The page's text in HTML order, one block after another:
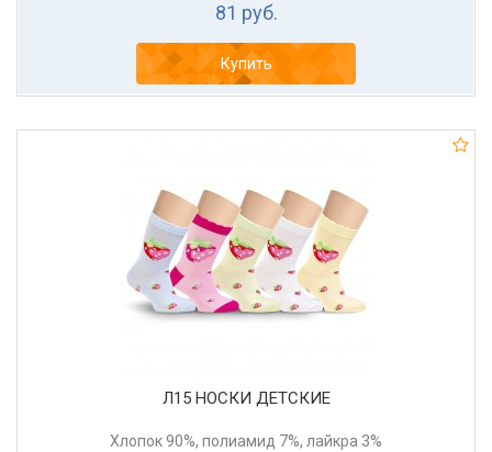
81 руб.
Купить
Л15 НОСКИ ДЕТСКИЕ
Хлопок 90%, полиамид 7%, лайкра 3%